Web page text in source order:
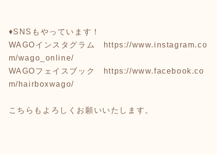
♦︎SNSもやっています！
WAGOインスタグラム
https://www.instagram.co
m/wago_online/
WAGOフェイスブック
https://www.facebook.co
m/hairboxwago/
こちらもよろしくお願いいたします。